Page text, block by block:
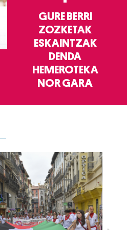
GURE BERRI
ZOZKETAK
ESKAINTZAK
DENDA
HEMEROTEKA
NOR GARA